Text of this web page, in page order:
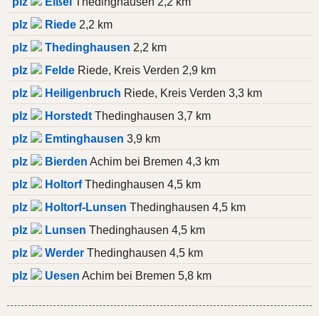
plz
Riede 2,2 km
plz
Thedinghausen 2,2 km
plz
Felde Riede, Kreis Verden 2,9 km
plz
Heiligenbruch Riede, Kreis Verden 3,3 km
plz
Horstedt Thedinghausen 3,7 km
plz
Emtinghausen 3,9 km
plz
Bierden Achim bei Bremen 4,3 km
plz
HoltorfThedinghausen 4,5 km
plz
Holtorf-Lunsen Thedinghausen 4,5 km
plz
Lunsen Thedinghausen 4,5 km
plz
Werder Thedinghausen 4,5 km
plz
Uesen Achim bei Bremen 5,8 km